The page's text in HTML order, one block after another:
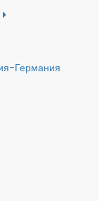
Германия